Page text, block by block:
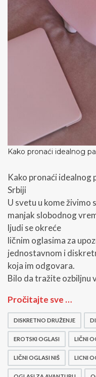
Kako pronaći idealnog
Kako pronaći idealnog
Srbiji
U svetu u kome živimo
manjak slobodnog
ljudi se okreće
ličnim oglasima za
jednostavnom i
koja im odgovara.
Bilo da tražite ozbiljnu
K
o
r
n
Pročitajte sve …
DISKRETNO DRUŽENJE
EROTSKI OGLASI LIČNI
LIČNI OGLASI NIŠ LICNI